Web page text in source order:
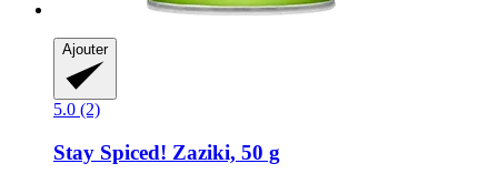
Ajouter
5.0 (2)
Stay Spiced! Zaziki, 50 g